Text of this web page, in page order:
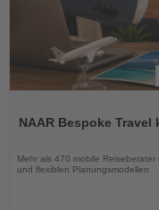
dieNAAR Bespoke
Mehr als 470 mobile
und flexiblen Planungsmodellen